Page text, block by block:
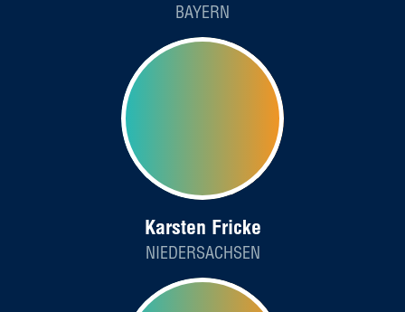
BAYERN
Karsten Fricke
NIEDERSACHSEN